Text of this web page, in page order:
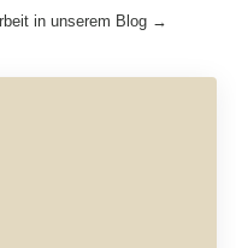
in unserem Blog →